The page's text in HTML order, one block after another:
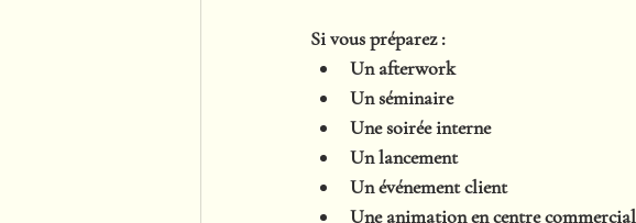
Si vous préparez :
Un afterwork
Un séminaire
Une soirée interne
Un lancement
Un événement client
Une animation en centre commercial